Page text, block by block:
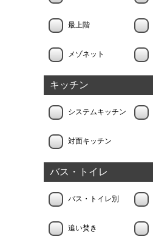
最上階
メゾネット
キッチン
システムキッチン
対面キッチン
バス・トイレ
バス・トイレ別
追い焚き